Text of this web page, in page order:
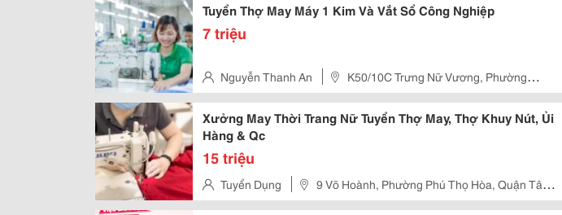
Tuyển Thợ May Máy 1 Kim Và Vắt Sổ Công Nghiệp
7 triệu
Nguyễn Thanh An
K50/10C Trưng Nữ Vương, Phường
Phước Ninh, Quận Hải Châu, Đà Nẵng
Xưởng May Thời Trang Nữ Tuyển Thợ May, Thợ Khuy Nút, Ủi
Hàng & Qc
15 triệu
Tuyển Dụng
9 Võ Hoành, Phường Phú Thọ Hòa, Quận Tân
Phú, Tp Hồ Chí Minh